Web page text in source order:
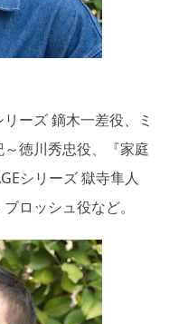
ーズ 鏑木一差役、ミ
徳川秀忠役、『家庭
シリーズ 獄寺隼人
ロッシュ役など。